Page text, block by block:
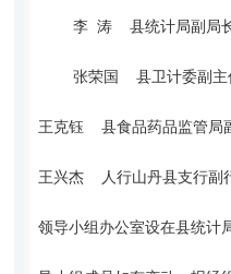
李 涛 县统计局副局
张荣国 县卫计委副主
王克钰 县食品药品监管局
王兴杰 人行山丹县支行副
领导小组办公室设在县统计